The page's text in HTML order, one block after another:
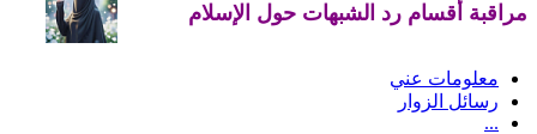
مراقبة أقسام رد الشبهات حول الإسلام
معلومات عني
رسائل الزوار
...